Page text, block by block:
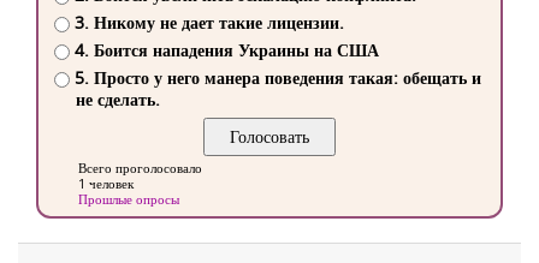
3. Никому не дает такие лицензии.
4. Боится нападения Украины на США
5. Просто у него манера поведения такая: обещать и
не сделать.
Всего проголосовало
1 человек
Прошлые опросы